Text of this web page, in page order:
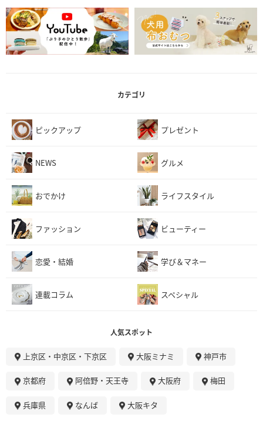
カテゴリ
ピックアップ プレゼント
NEWS グルメ
おでかけ ライフスタイル
ファッション ビューティー
恋愛・結婚 学び＆マネー
連載コラム スペシャル
人気スポット
上京区・中京区・下京区 大阪ミナミ 神戸市
京都府 阿倍野・天王寺 大阪府 梅田
兵庫県 なんば 大阪キタ